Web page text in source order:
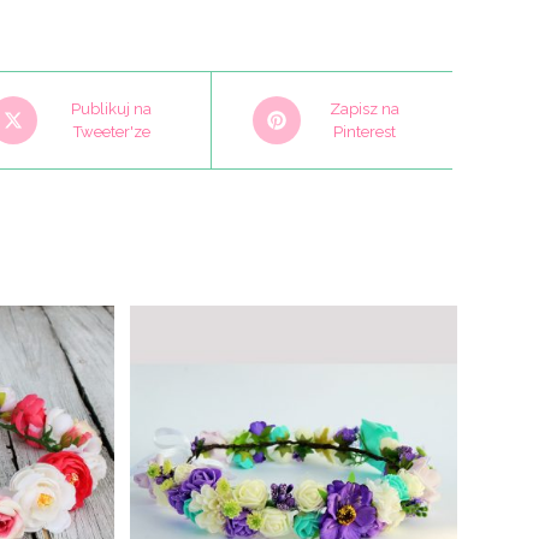
Publikuj na
Tweeter'ze
Opens
in
Zapisz na
Pinterest